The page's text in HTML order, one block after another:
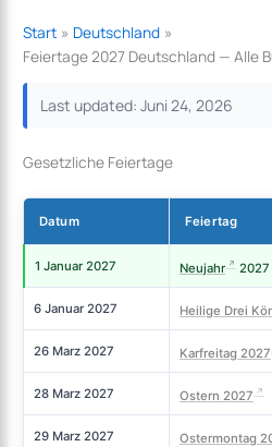
Start
Deutschland
Feiertage 2027 Deutschland — Alle
Last updated: Juni 24, 2026
Gesetzliche Feiertage
Datum Feiertag
1 Januar 2027 Neujahr 2027
6 Januar 2027 Heilige Drei
26 Marz 2027 Karfreitag 2027
28 Marz 2027 Ostern 2027
29 Marz 2027 Ostermontag